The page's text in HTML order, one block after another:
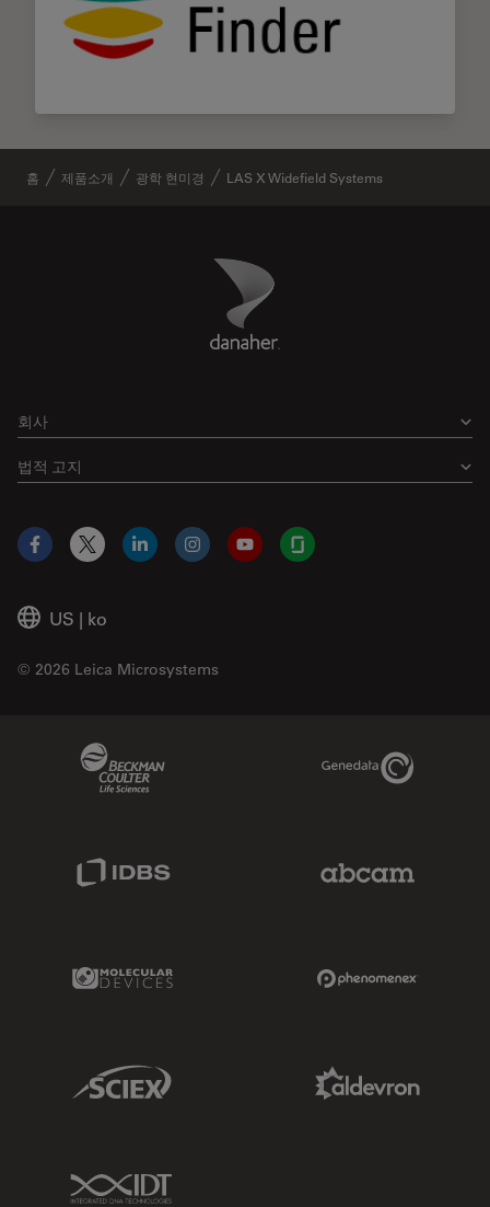
홈 제품소개 광학 현미경 LAS X Widefield Systems
Danaher Logo
회사
법적 고지
US | ko
© 2026 Leica Microsystems
Facebook
X LinkedInInstagramYouTubeGlassdoor
Genedata Link
Molecular Devices Link
Sciex Link
IDT Link